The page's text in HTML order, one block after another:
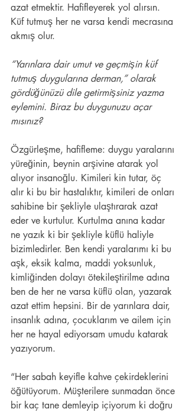
azat etmektir. Hafifleyerek yol alırsın.
Küf tutmuş her ne varsa kendi mecrasına
akmış olur.
“Yarınlara dair umut ve geçmişin küf
tutmuş duygularına derman,” olarak
gördüğünüzü dile getirmişsiniz yazma
eylemini. Biraz bu duygunuzu açar
mısınız?
Özgürleşme, hafifleme: duygu yaralarını
yüreğinin, beynin arşivine atarak yol
alıyor insanoğlu. Kimileri kin tutar, öç
alır ki bu bir hastalıktır, kimileri de onları
sahibine bir şekliyle ulaştırarak azat
eder ve kurtulur. Kurtulma anına kadar
ne yazık ki bir şekliyle küflü haliyle
bizimledirler. Ben kendi yaralarımı ki bu
aşk, eksik kalma, maddi yoksunluk,
kimliğinden dolayı ötekileştirilme adına
ben de her ne varsa küflü olan, yazarak
azat ettim hepsini. Bir de yarınlara dair,
insanlık adına, çocuklarım ve ailem için
her ne hayal ediyorsam umudu katarak
yazıyorum.
“Her sabah keyifle kahve çekirdeklerini
öğütüyorum. Müşterilere sunmadan önce
bir kaç tane demleyip içiyorum ki doğru